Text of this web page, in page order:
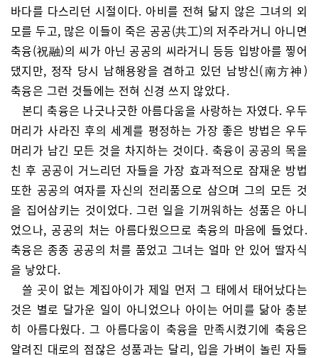
바다를 다스리던 시절이다. 아비를 전혀 닮지 않은 그녀의 외
모를 두고, 많은 이들이 죽은 공공(共工)의 저주라거니 아니면
축융(祝融)의 씨가 아닌 공공의 씨라거니 등등 입방아를 찧어
댔지만, 정작 당시 남해용왕을 겸하고 있던 남방신(南方神)
축융은 그런 것들에는 전혀 신경 쓰지 않았다.
본디 축융은 나긋나긋한 아름다움을 사랑하는 자였다. 우두
머리가 사라진 후의 세계를 평정하는 가장 좋은 방법은 우두
머리가 남긴 모든 것을 차지하는 것이다. 축융이 공공의 목을
친 후 공공이 거느리던 자들을 가장 효과적으로 잠재운 방법
또한 공공의 여자를 자신의 전리품으로 삼으며 그의 모든 것
을 집어삼키는 것이었다. 그런 일을 기꺼워하는 성품은 아니
었으나, 공공의 처는 아름다웠으므로 축융의 마음에 들었다.
축융은 종종 공공의 처를 품었고 그녀는 얼마 안 있어 딸자식
을 낳았다.
쓸 곳이 없는 계집아이가 제일 먼저 그 태에서 태어났다는
것은 별로 달가운 일이 아니었으나 아이는 어미를 닮아 충분
히 아름다웠다. 그 아름다움이 축융을 만족시켰기에 축융은
알려진 대로의 점잖은 성품과는 달리, 입을 가벼이 놀린 자들